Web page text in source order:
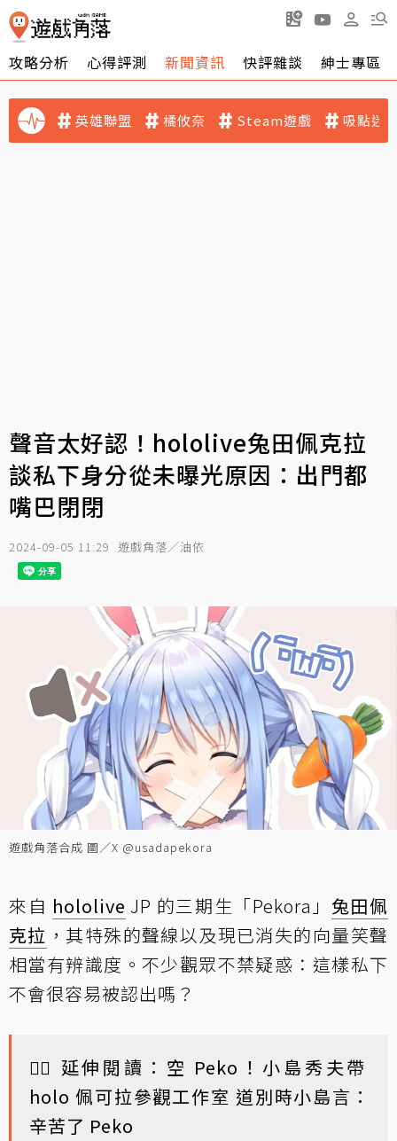
攻略分析 心得評測 新聞資訊 快評雜談 紳士專區
英雄聯盟 橘攸奈 Steam遊戲 吸點迷
聲音太好認！hololive兔田佩克拉
談私下身分從未曝光原因：出門都
嘴巴閉閉
2024-09-05 11:29 遊戲角落／油依
遊戲角落合成 圖／X @usadapekora
來自 hololive JP 的三期生「Pekora」 兔田佩
克拉 ，其特殊的聲線以及現已消失的向量笑聲
相當有辨識度。不少觀眾不禁疑惑：這樣私下
不會很容易被認出嗎？
👯‍♀️ 延伸閱讀： 空 Peko！小島秀夫帶
holo 佩可拉參觀工作室 道別時小島言：
辛苦了 Peko